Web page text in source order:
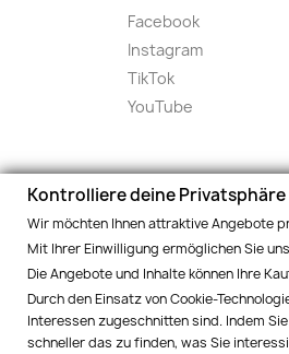
Facebook
Instagram
TikTok
YouTube
Kontrolliere deine Privatsphäre
Wir möchten Ihnen attraktive Angebote
Mit Ihrer Einwilligung ermöglichen Sie
Die Angebote und Inhalte können Ihre
Durch den Einsatz von Cookie-
Interessen zugeschnitten sind. Indem
schneller das zu finden, was Sie